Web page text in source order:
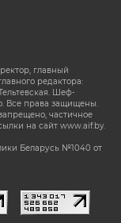
главный
редактора:
Шеф-
Все права защищены.
частичное
на сайт www.aif.by.
Беларусь №1040 от